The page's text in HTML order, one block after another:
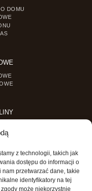
z technologii, takich jak
dostępu do informacji o
przetwarzać dane, takie
identyfikatory na tej
może niekorzystnie
DOMU